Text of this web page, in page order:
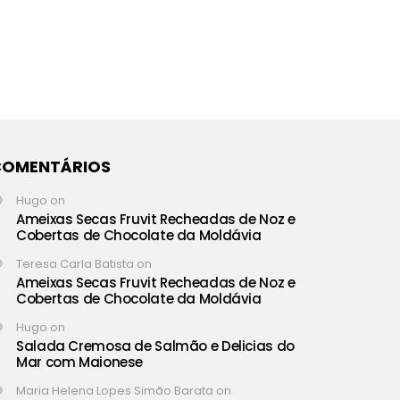
Hugo on
Ameixas Secas Fruvit Recheadas de Noz e
Cobertas de Chocolate da Moldávia
Teresa Carla Batista on
Ameixas Secas Fruvit Recheadas de Noz e
Cobertas de Chocolate da Moldávia
Hugo on
Salada Cremosa de Salmão e Delicias do
Mar com Maionese
Maria Helena Lopes Simão Barata on